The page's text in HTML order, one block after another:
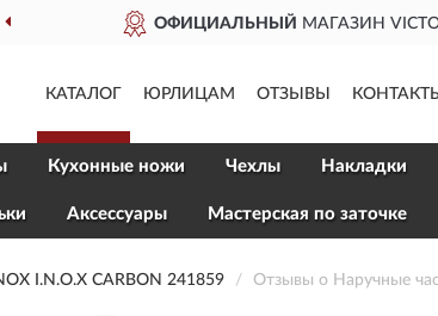
ОФИЦИАЛЬНЫЙ МАГАЗИН
КАТАЛОГ ЮРЛИЦАМ ОТЗЫВЫ КОНТАКТЫ
Кухонные ножи Чехлы Накладки
Aксессуары Мастерская по заточке
I.N.O.X CARBON 241859 Отзывы о Наручные